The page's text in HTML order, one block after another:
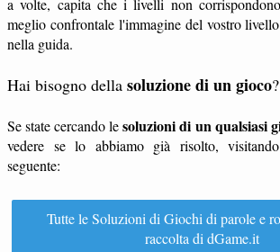
a volte, capita che i livelli non
meglio confrontale l'immagine del vostro
nella guida.
Hai bisogno della soluzione di un gioco?
Se state cercando lesoluzioni di un qualsiasi
vedere se lo abbiamo già risolto,
seguente:
Tutte le Soluzioni di Giochi di parole e
raccolta di dGame.it